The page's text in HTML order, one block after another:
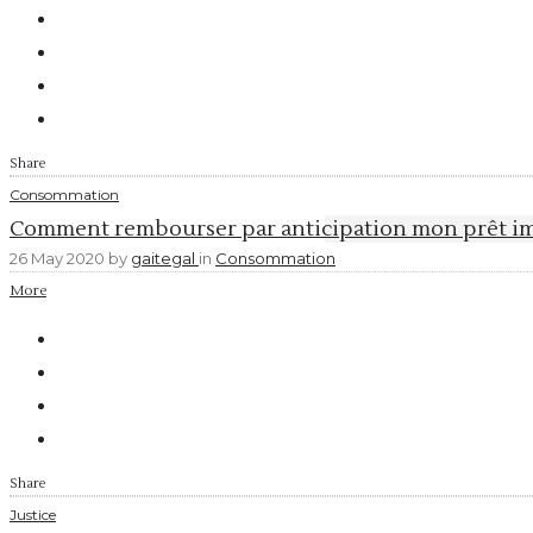
Share
Consommation
Comment rembourser par anticipation mon prêt
26 May 2020 by gaitegal in Consommation
More
Share
Justice